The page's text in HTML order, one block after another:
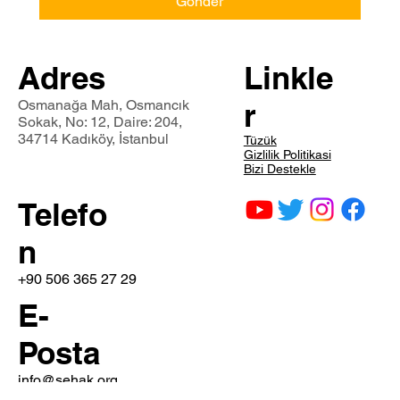
Adres
Osmanağa Mah, Osmancık
Sokak, No: 12, Daire: 204,
34714 Kadıköy, İstanbul
Telefo
n
+90 506 365 27 29
E-
Posta
info@sehak.org
Linkle
r
Tüzük
Gizlilik Politikasi
Bizi Destekle